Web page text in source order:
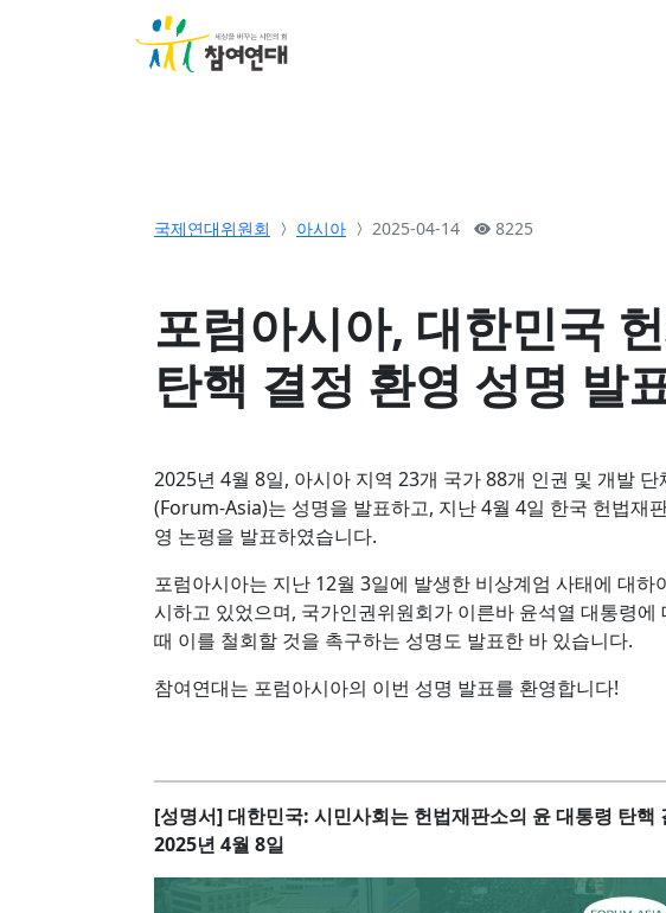
국제연대위원회 아시아 2025-04-14 8225
포럼아시아, 대한민국
탄핵 결정 환영 성명 발
2025년 4월 8일, 아시아 지역 23개 국가 88개 인권 및 개발
(Forum-Asia)는 성명을 발표하고, 지난 4월 4일 한국 헌법재
영 논평을 발표하였습니다.
포럼아시아는 지난 12월 3일에 발생한 비상계엄 사태에 대
시하고 있었으며, 국가인권위원회가 이른바 윤석열 대통령
때 이를 철회할 것을 촉구하는 성명도 발표한 바 있습니다.
참여연대는 포럼아시아의 이번 성명 발표를 환영합니다!
[성명서] 대한민국: 시민사회는 헌법재판소의 윤 대통령 탄핵
2025년 4월 8일